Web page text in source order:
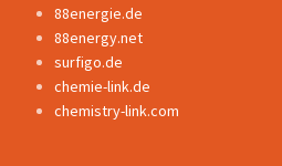
88energie.de
88energy.net
surfigo.de
chemie-link.de
chemistry-link.com